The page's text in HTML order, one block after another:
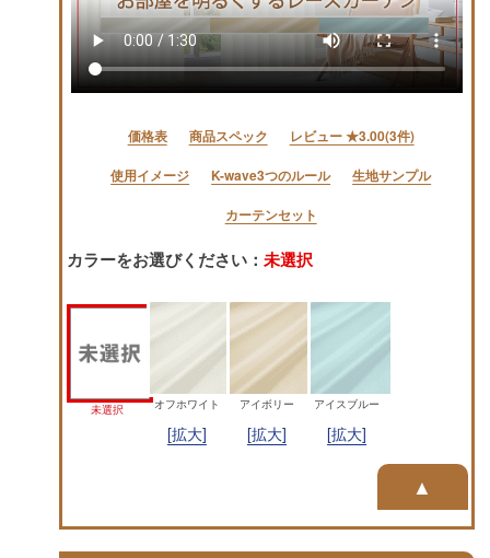
価格表 商品スペック
レビュー ★3.00(3件)
使用イメージ
K-wave3つのルール
生地サンプル
カーテンセット
カラーをお選びください ：未選択
未選択 オフホワイト
[拡大]
アイボリー
[拡大]
アイスブルー
[拡大]
▲